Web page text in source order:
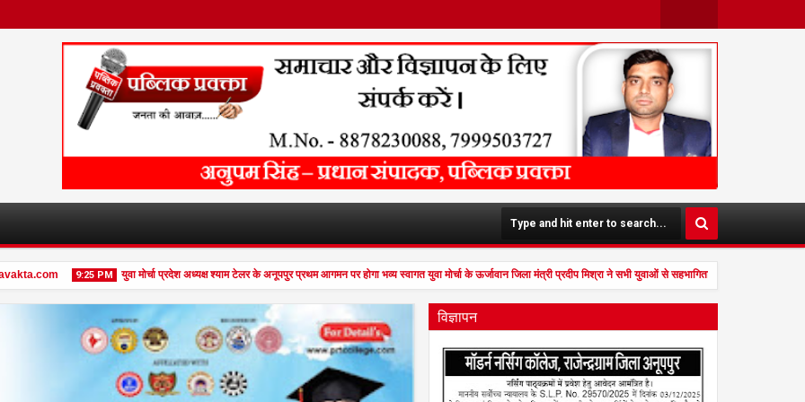
Twit
Face
Boo
K
9:25 PM युवा मोर्चा प्रदेश अध्यक्ष श्याम टेलर के अनूपपुर प्रथम आगमन पर होगा भव्य स्वागत युवा मोर्चा के ऊर्जावान जिला मंत्री प्रदीप मिश्रा ने सभी युवाओं से सहभागिता की अपील
विज्ञापन